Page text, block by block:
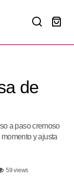
de
a paso cremoso
y ajusta
59 views